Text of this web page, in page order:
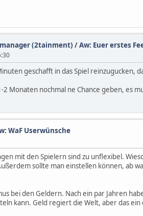
(2tainment) /Aw: Euer erstes
geschafft in das Spiel reinzugucken,
Monaten nochmal ne Chance geben, es
WaF Userwünsche
mit den Spielern sind zu unflexibel.
sollte man einstellen können, ab
bei den Geldern. Nach ein par Jahren
kann. Geld regiert die Welt, aber das